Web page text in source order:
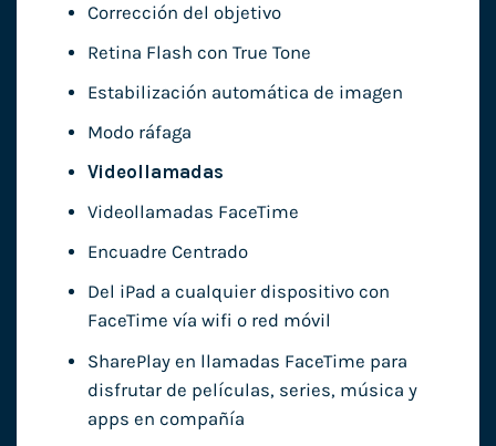
Corrección del objetivo
Retina Flash con True Tone
Estabilización automática de imagen
Modo ráfaga
Videollamadas
Videollamadas FaceTime
Encuadre Centrado
Del iPad a cualquier dispositivo con
FaceTime vía wifi o red móvil
SharePlay en llamadas FaceTime para
disfrutar de películas, series, música y
apps en compañía